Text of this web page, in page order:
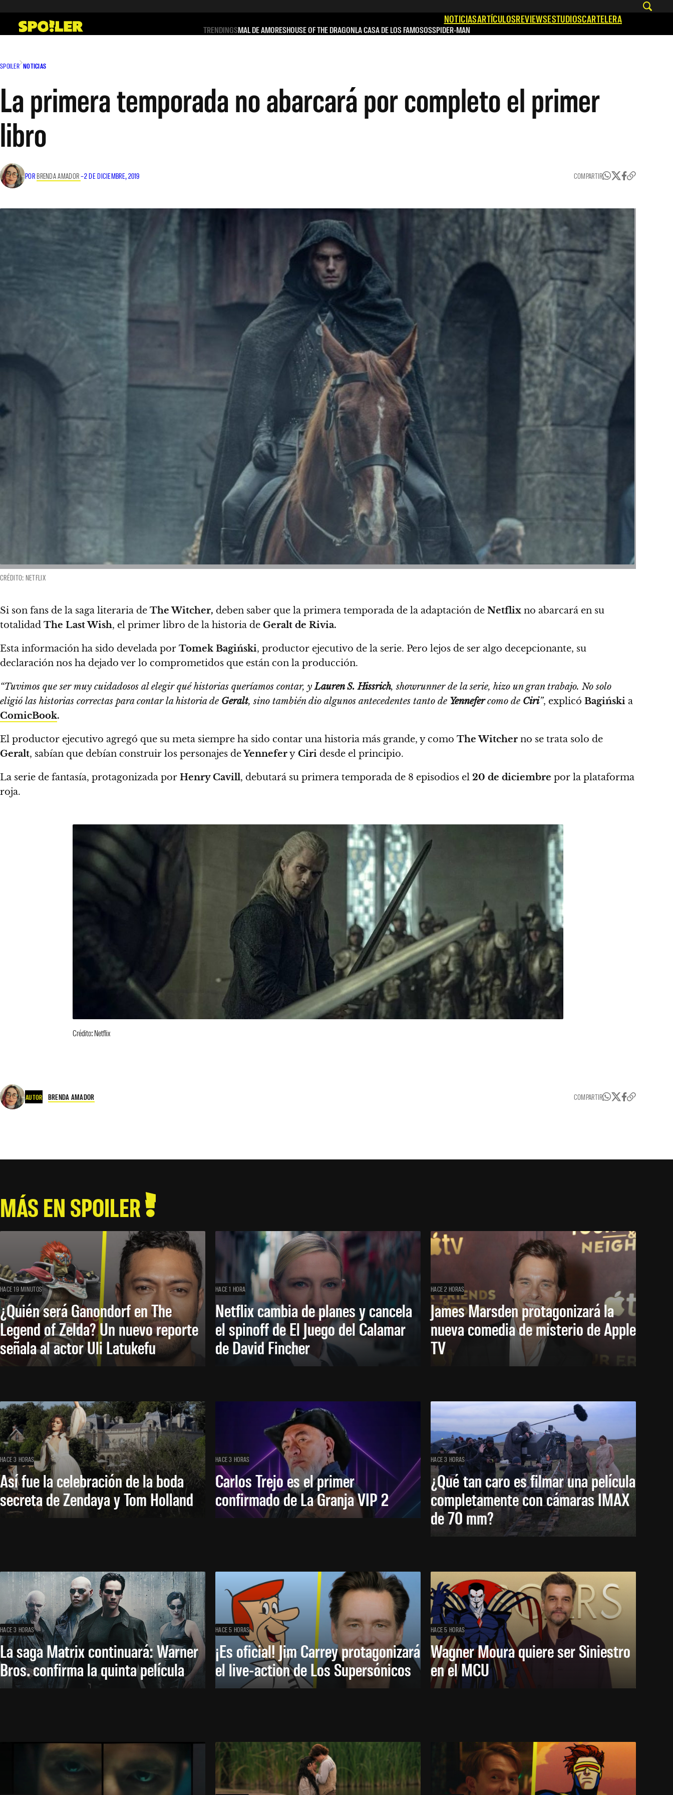
contenido
NOTICIASARTÍCULOSREVIEWSESTUDIOSCARTELERA
TRENDINGSMAL DE AMORESHOUSE OF THE DRAGONLA CASA DE LOS FAMOSOSSPIDER-MAN
SPOILER NOTICIAS
La primera temporada no abarcará por completo el primer
libro
POR BRENDA AMADOR–2 DE DICIEMBRE, 2019 COMPARTIR
CRÉDITO: NETFLIX
Si son fans de la saga literaria de The Witcher, deben saber que la primera temporada de la adaptación de Netflix no abarcará en su
totalidad The Last Wish, el primer libro de la historia de Geralt de Rivia.
Esta información ha sido develada por Tomek Bagiński, productor ejecutivo de la serie. Pero lejos de ser algo decepcionante, su
declaración nos ha dejado ver lo comprometidos que están con la producción.
“Tuvimos que ser muy cuidadosos al elegir qué historias queríamos contar, yLauren S. Hissrich, showrunner de la serie, hizo un gran trabajo. No solo
eligió las historias correctas para contar la historia de Geralt, sino también dio algunos antecedentes tanto de Yennefercomo de Ciri”, explicó Bagiński a
ComicBook.
El productor ejecutivo agregó que su meta siempre ha sido contar una historia más grande, y como The Witcher no se trata solo de
Geralt, sabían que debían construir los personajes deYennefery Ciri desde el principio.
La serie de fantasía, protagonizada por Henry Cavill, debutará su primera temporada de 8 episodios el 20 de diciembre por la plataforma
roja.
Crédito: Netflix
AUTOR BRENDA AMADOR COMPARTIR
MÁS EN SPOILER
HACE 19 MINUTOS
¿Quién será Ganondorf en The
Legend of Zelda? Un nuevo reporte
señala al actor Uli Latukefu
HACE 1 HORA
Netflix cambia de planes y cancela
el spinoff de El Juego del Calamar
de David Fincher
HACE 2 HORAS
James Marsden protagonizará la
nueva comedia de misterio de Apple
TV
HACE 3 HORAS
Así fue la celebración de la boda
secreta de Zendaya y Tom Holland
HACE 3 HORAS
Carlos Trejo es el primer
confirmado de La Granja VIP 2
HACE 3 HORAS
¿Qué tan caro es filmar una película
completamente con cámaras IMAX
de 70 mm?
HACE 3 HORAS
La saga Matrix continuará: Warner
Bros. confirma la quinta película
HACE 5 HORAS
¡Es oficial! Jim Carrey protagonizará
el live-action de Los Supersónicos
HACE 5 HORAS
Wagner Moura quiere ser Siniestro
en el MCU